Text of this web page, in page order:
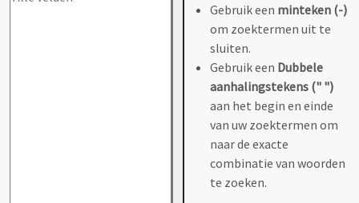
Gebruik een minteken (-)
om zoektermen uit te
sluiten.
Gebruik een Dubbele
aanhalingstekens (" ")
aan het begin en einde
van uw zoektermen om
naar de exacte
combinatie van woorden
te zoeken.